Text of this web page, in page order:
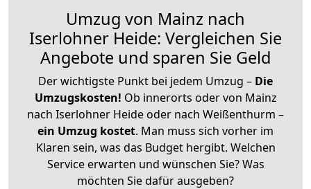
Umzug von Mainz nach
Iserlohner Heide: Vergleichen Sie
Angebote und sparen Sie Geld
Der wichtigste Punkt bei jedem Umzug – Die
Umzugskosten! Ob innerorts oder von Mainz
nach Iserlohner Heide oder nach Weißenthurm –
ein Umzug kostet. Man muss sich vorher im
Klaren sein, was das Budget hergibt. Welchen
Service erwarten und wünschen Sie? Was
möchten Sie dafür ausgeben?